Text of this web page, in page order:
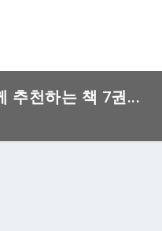
추천하는 책 7권...